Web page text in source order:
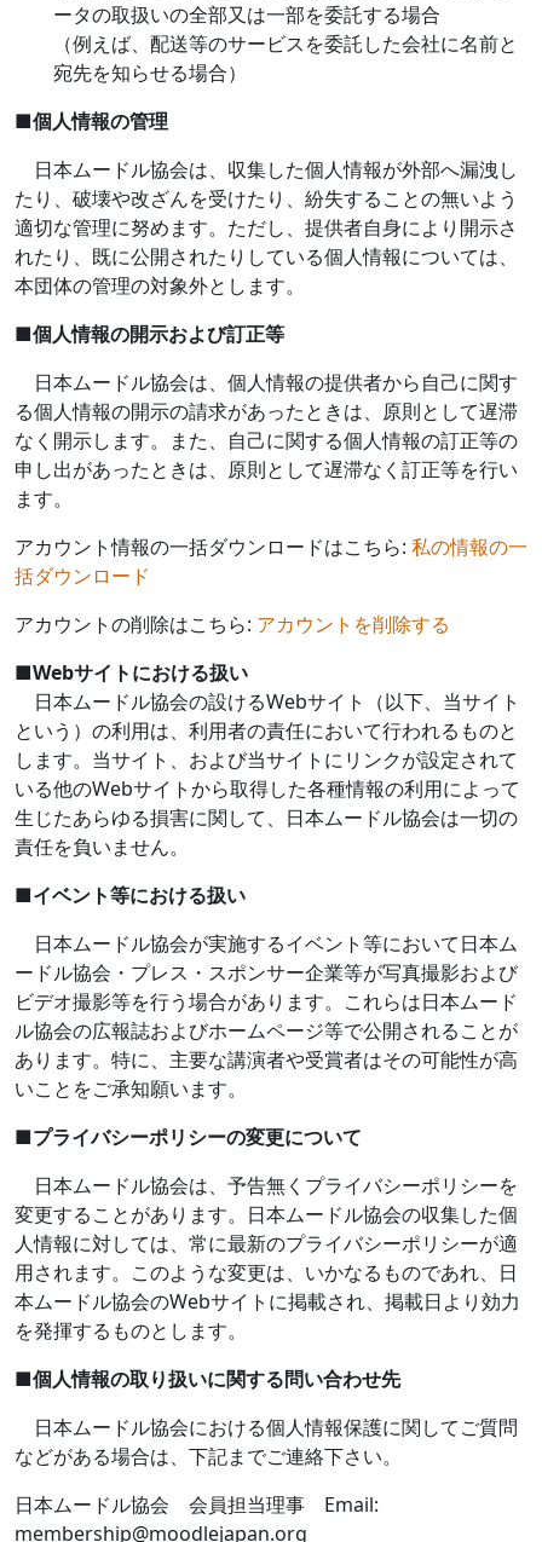
ータの取扱いの全部又は一部を委託する場合
（例えば、配送等のサービスを委託した会社に名前と
宛先を知らせる場合）
■個人情報の管理
日本ムードル協会は、収集した個人情報が外部へ漏洩し
たり、破壊や改ざんを受けたり、紛失することの無いよう
適切な管理に努めます。ただし、提供者自身により開示さ
れたり、既に公開されたりしている個人情報については、
本団体の管理の対象外とします。
■個人情報の開示および訂正等
日本ムードル協会は、個人情報の提供者から自己に関す
る個人情報の開示の請求があったときは、原則として遅滞
なく開示します。また、自己に関する個人情報の訂正等の
申し出があったときは、原則として遅滞なく訂正等を行い
ます。
アカウント情報の一括ダウンロードはこちら: 私の情報の一
括ダウンロード
アカウントの削除はこちら: アカウントを削除する
■Webサイトにおける扱い
日本ムードル協会の設けるWebサイト（以下、当サイト
という）の利用は、利用者の責任において行われるものと
します。当サイト、および当サイトにリンクが設定されて
いる他のWebサイトから取得した各種情報の利用によって
生じたあらゆる損害に関して、日本ムードル協会は一切の
責任を負いません。
■イベント等における扱い
日本ムードル協会が実施するイベント等において日本ム
ードル協会・プレス・スポンサー企業等が写真撮影および
ビデオ撮影等を行う場合があります。これらは日本ムード
ル協会の広報誌およびホームページ等で公開されることが
あります。特に、主要な講演者や受賞者はその可能性が高
いことをご承知願います。
■プライバシーポリシーの変更について
日本ムードル協会は、予告無くプライバシーポリシーを
変更することがあります。日本ムードル協会の収集した個
人情報に対しては、常に最新のプライバシーポリシーが適
用されます。このような変更は、いかなるものであれ、日
本ムードル協会のWebサイトに掲載され、掲載日より効力
を発揮するものとします。
■個人情報の取り扱いに関する問い合わせ先
日本ムードル協会における個人情報保護に関してご質問
などがある場合は、下記までご連絡下さい。
日本ムードル協会 会員担当理事 Email:
membership@moodlejapan.org